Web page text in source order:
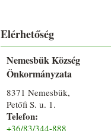
Elérhetőség
Nemesbük Község
Önkormányzata
8371 Nemesbük,
Petőfi S. u. 1.
Telefon:
+36/83/344-888